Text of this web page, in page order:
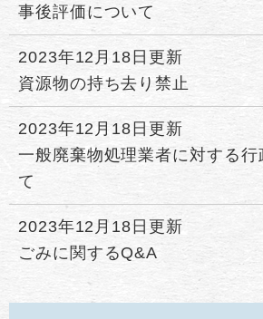
事後評価について
2023年12月18日更新
資源物の持ち去り禁止
2023年12月18日更新
一般廃棄物処理業者に対する行
て
2023年12月18日更新
ごみに関するQ&A